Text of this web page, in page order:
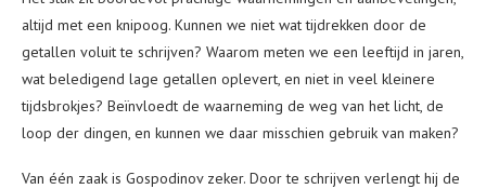
altijd met een knipoog. Kunnen we niet wat tijdrekken door de
getallen voluit te schrijven? Waarom meten we een leeftijd in jaren,
wat beledigend lage getallen oplevert, en niet in veel kleinere
tijdsbrokjes? Beïnvloedt de waarneming de weg van het licht, de
loop der dingen, en kunnen we daar misschien gebruik van maken?
Van één zaak is Gospodinov zeker. Door te schrijven verlengt hij de